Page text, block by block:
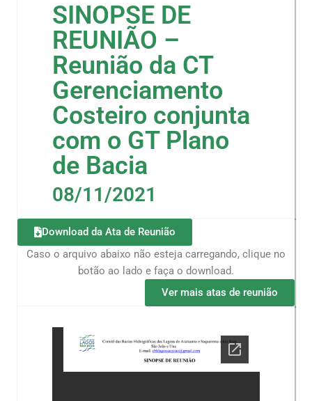
SINOPSE DE
REUNIÃO –
Reunião da CT
Gerenciamento
Costeiro conjunta
com o GT Plano
de Bacia
08/11/2021
Download da Ata de Reunião
Caso o arquivo abaixo não esteja carregando, clique no
botão ao lado e faça o download.
Ver mais atas de reunião